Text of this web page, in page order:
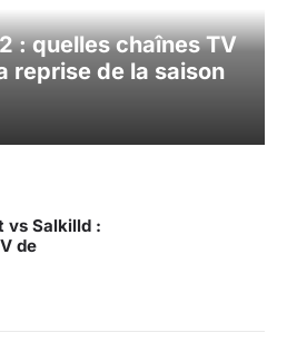
: quelles chaînes TV
reprise de la saison
vs Salkilld :
de